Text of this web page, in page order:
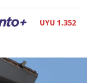
UYU 1.352